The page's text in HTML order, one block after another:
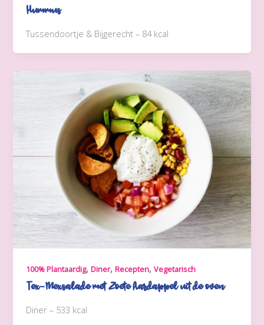
Hummus
Tussendoortje & Bijgerecht – 84 kcal
100% Plantaardig,Diner,Recepten,Vegetarisch
Tex-Mexsalade met Zoete Aardappel uit de oven
Diner – 533 kcal